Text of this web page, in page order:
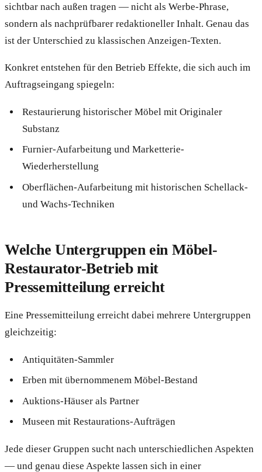
sichtbar nach außen tragen — nicht als Werbe-Phrase,
sondern als nachprüfbarer redaktioneller Inhalt. Genau das
ist der Unterschied zu klassischen Anzeigen-Texten.
Konkret entstehen für den Betrieb Effekte, die sich auch im
Auftragseingang spiegeln:
Restaurierung historischer Möbel mit Originaler
Substanz
Furnier-Aufarbeitung und Marketterie-
Wiederherstellung
Oberflächen-Aufarbeitung mit historischen Schellack-
und Wachs-Techniken
Welche Untergruppen ein Möbel-
Restaurator-Betrieb mit
Pressemitteilung erreicht
Eine Pressemitteilung erreicht dabei mehrere Untergruppen
gleichzeitig:
Antiquitäten-Sammler
Erben mit übernommenem Möbel-Bestand
Auktions-Häuser als Partner
Museen mit Restaurations-Aufträgen
Jede dieser Gruppen sucht nach unterschiedlichen Aspekten
— und genau diese Aspekte lassen sich in einer